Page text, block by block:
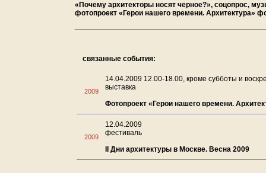
«Почему архитекторы носят черное?», соцопрос,
фотопроект «Герои нашего времени. Архитектура»
связанные события:
2009
14.04.2009 12.00-18.00, кроме субботы и
выставка
Фотопроект «Герои нашего времени.
2009
12.04.2009
фестиваль
II Дни архитектуры в Москве. Весна 2009